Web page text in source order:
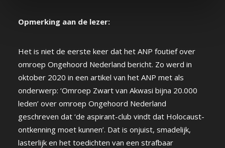
Opmerking aan de lezer:
Het is niet de eerste keer dat het ANP foutief over
omroep Ongehoord Nederland bericht. Zo werd in
oktober 2020 in een artikel van het ANP met als
onderwerp: ‘Omroep Zwart van Akwasi bijna 20.000
leden’ over omroep Ongehoord Nederland
geschreven dat ‘de aspirant-club vindt dat Holocaust-
ontkenning moet kunnen’. Dat is onjuist, smadelijk,
lasterlijk en het toedichten van een strafbaar